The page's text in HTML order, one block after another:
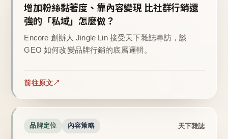
增加粉絲黏著度、靠內容變現 比社群行銷還
強的「私域」怎麼做？
Encore 創辦人 Jingle Lin 接受天下雜誌專訪，談
GEO 如何改變品牌行銷的底層邏輯。
前往原文
品牌定位 內容策略 天下雜誌